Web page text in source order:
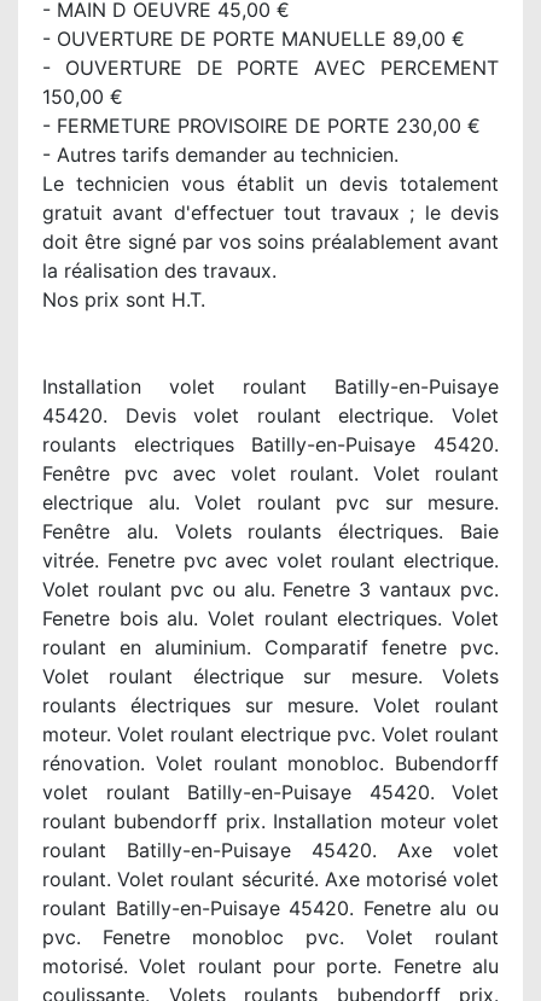
- MAIN D OEUVRE 45,00 €
- OUVERTURE DE PORTE MANUELLE 89,00 €
- OUVERTURE DE PORTE AVEC PERCEMENT
150,00 €
- FERMETURE PROVISOIRE DE PORTE 230,00 €
- Autres tarifs demander au technicien.
Le technicien vous établit un devis totalement
gratuit avant d'effectuer tout travaux ; le devis
doit être signé par vos soins préalablement avant
la réalisation des travaux.
Nos prix sont H.T.
Installation volet roulant Batilly-en-Puisaye
45420. Devis volet roulant electrique. Volet
roulants electriques Batilly-en-Puisaye 45420.
Fenêtre pvc avec volet roulant. Volet roulant
electrique alu. Volet roulant pvc sur mesure.
Fenêtre alu. Volets roulants électriques. Baie
vitrée. Fenetre pvc avec volet roulant electrique.
Volet roulant pvc ou alu. Fenetre 3 vantaux pvc.
Fenetre bois alu. Volet roulant electriques. Volet
roulant en aluminium. Comparatif fenetre pvc.
Volet roulant électrique sur mesure. Volets
roulants électriques sur mesure. Volet roulant
moteur. Volet roulant electrique pvc. Volet roulant
rénovation. Volet roulant monobloc. Bubendorff
volet roulant Batilly-en-Puisaye 45420. Volet
roulant bubendorff prix. Installation moteur volet
roulant Batilly-en-Puisaye 45420. Axe volet
roulant. Volet roulant sécurité. Axe motorisé volet
roulant Batilly-en-Puisaye 45420. Fenetre alu ou
pvc. Fenetre monobloc pvc. Volet roulant
motorisé. Volet roulant pour porte. Fenetre alu
coulissante. Volets roulants bubendorff prix.